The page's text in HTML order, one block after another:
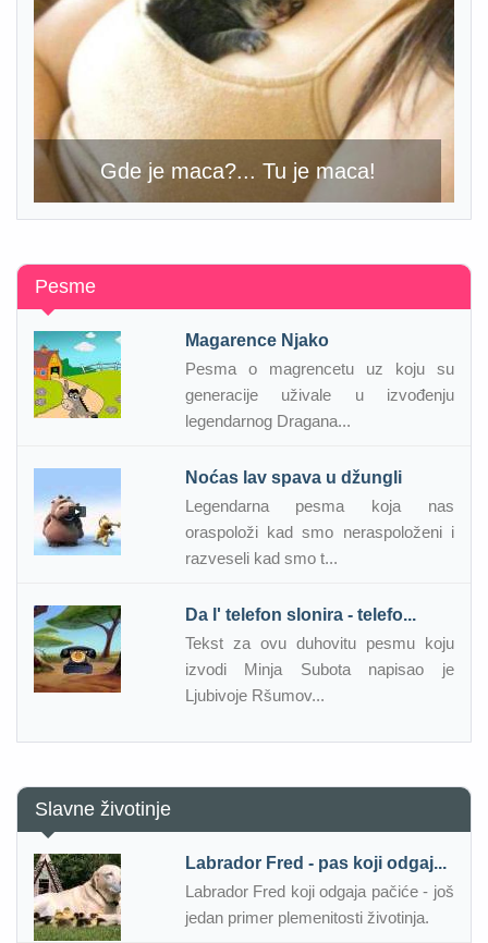
Gde je maca?... Tu je maca!
Pesme
Magarence Njako
Pesma o magrencetu uz koju su
generacije uživale u izvođenju
legendarnog Dragana...
Noćas lav spava u džungli
Legendarna pesma koja nas
oraspoloži kad smo neraspoloženi i
razveseli kad smo t...
Da l' telefon slonira - telefo...
Tekst za ovu duhovitu pesmu koju
izvodi Minja Subota napisao je
Ljubivoje Ršumov...
Slavne životinje
Labrador Fred - pas koji odgaj...
Labrador Fred koji odgaja pačiće - još
jedan primer plemenitosti životinja.